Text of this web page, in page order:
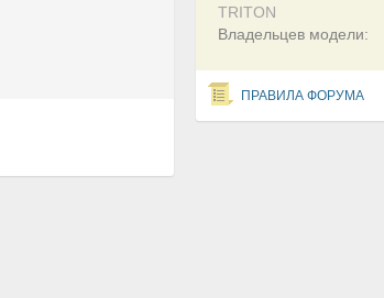
TRITON
Владельцев модели:
ПРАВИЛА ФОРУМА